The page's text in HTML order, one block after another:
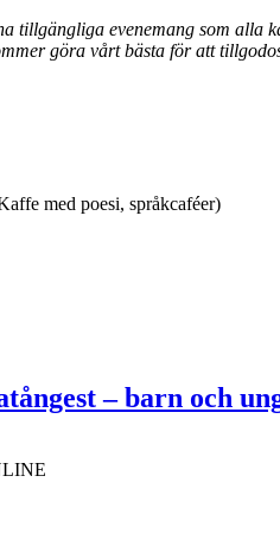
tillgängliga evenemang som alla
göra vårt bästa för att
med poesi, språkcaféer)
– barn och